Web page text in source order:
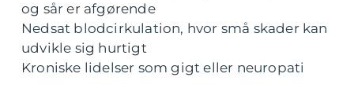
og sår er afgørende
Nedsat blodcirkulation, hvor små skader kan
udvikle sig hurtigt
Kroniske lidelser som gigt eller neuropati